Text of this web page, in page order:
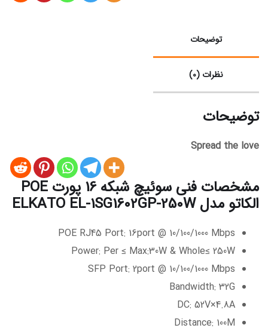
توضیحات
نظرات (0)
توضیحات
Spread the love
مشخصات فنی سوئیچ شبکه 16 پورت POE
الکاتو مدل ELKATO EL-1SG1602GP-250W
POE RJ45 Port: 16port @ 10/100/1000 Mbps
Power: Per ≤ Max:30W & Whole≤ 250W
SFP Port: 2port @ 10/100/1000 Mbps
Bandwidth: 32G
DC: 52V×4.8A
Distance: 100M